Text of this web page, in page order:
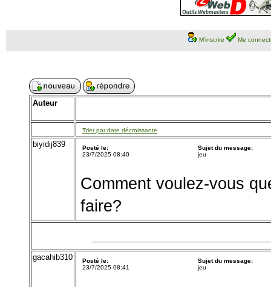
M'inscrire Me
Auteur
Trier par date décroissante
biyidij839
Posté le:
23/7/2025 08:40
Sujet du message:
jeu
Comment voulez-vous
faire?
gacahib310
Posté le:
23/7/2025 08:41
Sujet du message:
jeu